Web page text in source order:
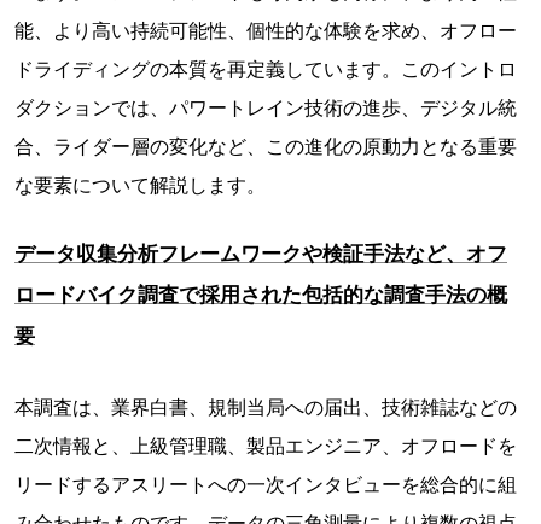
能、より高い持続可能性、個性的な体験を求め、オフロー
ドライディングの本質を再定義しています。このイントロ
ダクションでは、パワートレイン技術の進歩、デジタル統
合、ライダー層の変化など、この進化の原動力となる重要
な要素について解説します。
データ収集分析フレームワークや検証手法など、オフ
ロードバイク調査で採用された包括的な調査手法の概
要
本調査は、業界白書、規制当局への届出、技術雑誌などの
二次情報と、上級管理職、製品エンジニア、オフロードを
リードするアスリートへの一次インタビューを総合的に組